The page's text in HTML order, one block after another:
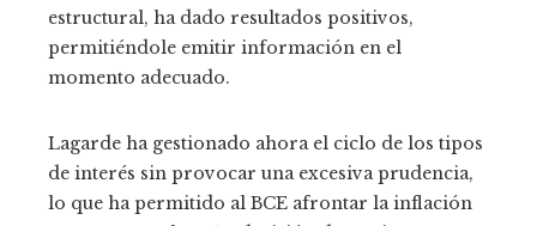
estructural, ha dado resultados positivos,
permitiéndole emitir información en el
momento adecuado.
Lagarde ha gestionado ahora el ciclo de los tipos
de interés sin provocar una excesiva prudencia,
lo que ha permitido al BCE afrontar la inflación